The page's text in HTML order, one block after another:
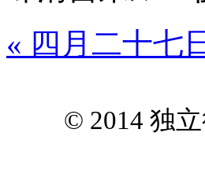
« 四月二十
© 2014 独